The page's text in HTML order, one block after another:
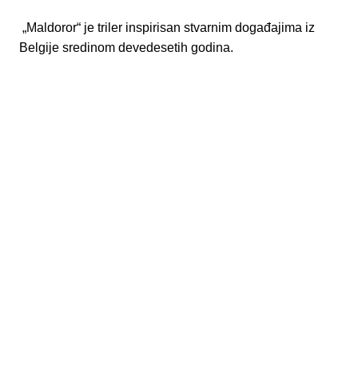
„Maldoror“ je triler inspirisan stvarnim događajima iz
Belgije sredinom devedesetih godina.